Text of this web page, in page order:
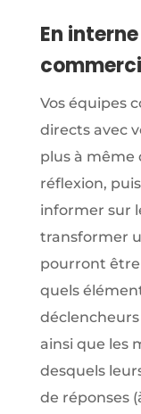
En
Vos équipes
directs avec
plus à même
réflexion,
informer sur
transformer
pourront être
quels
ainsi que les
desquels
de réponses